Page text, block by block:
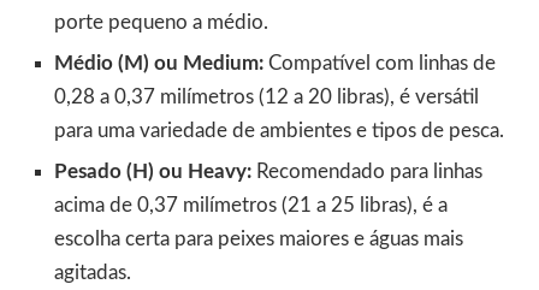
porte pequeno a médio.
Médio (M) ou Medium: Compatível com linhas de
0,28 a 0,37 milímetros (12 a 20 libras), é versátil
para uma variedade de ambientes e tipos de pesca.
Pesado (H) ou Heavy: Recomendado para linhas
acima de 0,37 milímetros (21 a 25 libras), é a
escolha certa para peixes maiores e águas mais
agitadas.